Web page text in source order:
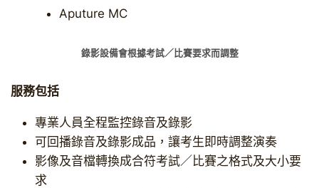
Aputure MC
錄影設備會根據考試／比賽要求而調整
服務包括
專業人員全程監控錄音及錄影
可回播錄音及錄影成品，讓考生即時調整演奏
影像及音檔轉換成合符考試／比賽之格式及大小要
求